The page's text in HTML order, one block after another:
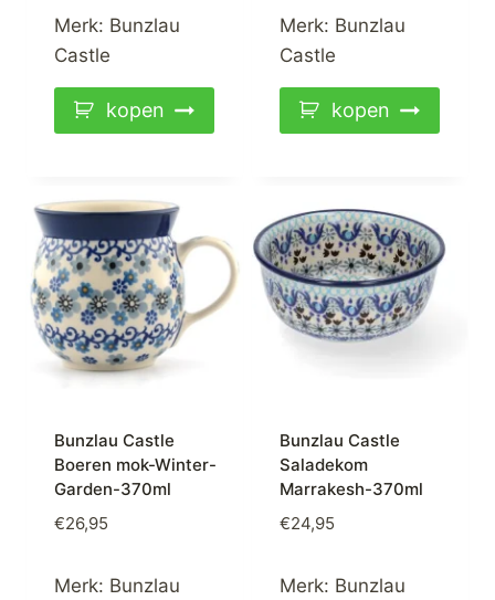
Merk: Bunzlau
Castle
kopen
Merk: Bunzlau
Castle
kopen
Bunzlau Castle
Boeren mok-Winter-
Garden-370ml
€26,95
Merk: Bunzlau
Bunzlau Castle
Saladekom
Marrakesh-370ml
€24,95
Merk: Bunzlau